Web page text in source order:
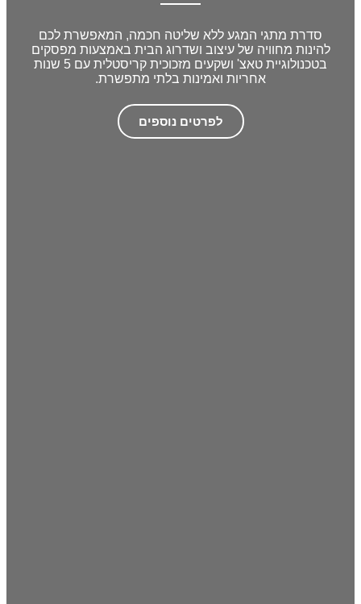
סדרת מתגי המגע ללא שליטה חכמה, המאפשרת לכם
להינות מחוויה של עיצוב ושדרוג הבית באמצעות מפסקים
בטכנולוגיית טאצ' ושקעים מזכוכית קריסטלית עם 5 שנות
אחריות ואמינות בלתי מתפשרת.
לפרטים נוספים